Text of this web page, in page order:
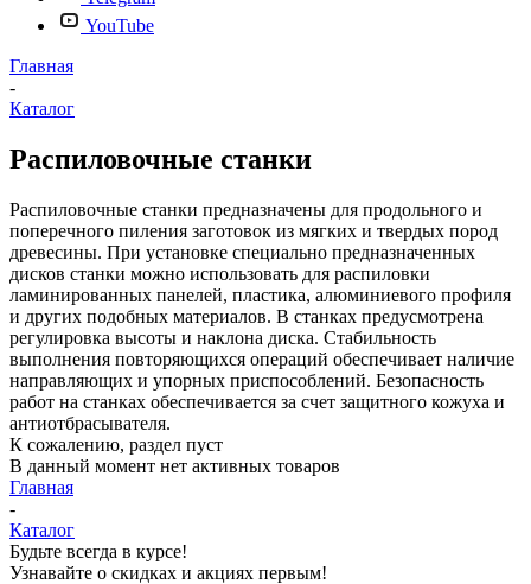
YouTube
Главная
-
Каталог
Распиловочные станки
Распиловочные станки предназначены для продольного и
поперечного пиления заготовок из мягких и твердых пород
древесины. При установке специально предназначенных
дисков станки можно использовать для распиловки
ламинированных панелей, пластика, алюминиевого профиля
и других подобных материалов. В станках предусмотрена
регулировка высоты и наклона диска. Стабильность
выполнения повторяющихся операций обеспечивает наличие
направляющих и упорных приспособлений. Безопасность
работ на станках обеспечивается за счет защитного кожуха и
антиотбрасывателя.
К сожалению, раздел пуст
В данный момент нет активных товаров
Главная
-
Каталог
Будьте всегда в курсе!
Узнавайте о скидках и акциях первым!